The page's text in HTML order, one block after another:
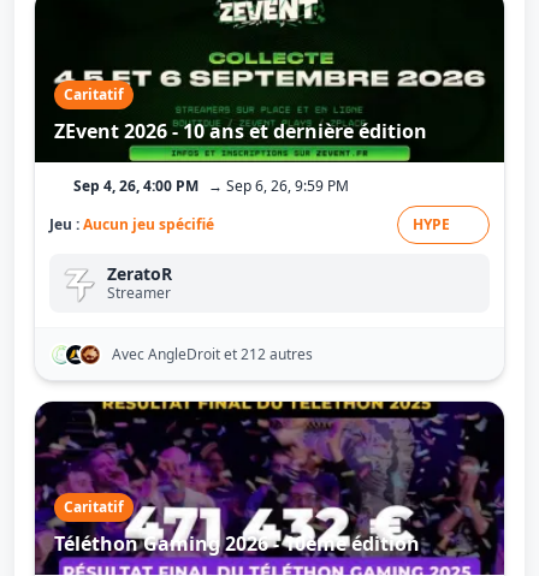
Caritatif
ZEvent 2026 - 10 ans et dernière édition
Sep 4, 26, 4:00 PM → Sep 6, 26, 9:59 PM
Jeu :Aucun jeu spécifié HYPE
ZeratoR
Streamer
Avec AngleDroitet 212 autres
Caritatif
Téléthon Gaming 2026 - 10ème édition